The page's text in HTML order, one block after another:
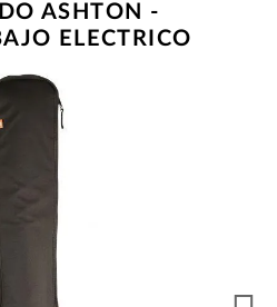
ASHTON -
ELECTRICO